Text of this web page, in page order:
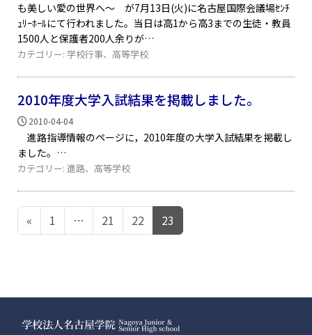
も美しい愛の世界へ～ が7月13日(火)に名古屋国際会議場ｾﾝﾁ
ｭﾘｰﾎｰﾙにて行われました。当日は高1から高3までの生徒・教員
1500人と保護者200人余りが
カテゴリー:学校行事、 高等学校
2010年度大学入試結果を掲載しました。
2010-04-04
進路指導情報のページに，2010年度の大学入試結果を掲載し
ました。
カテゴリー:進路、 高等学校
投稿ナビゲーション
« 1 … 21 22 23